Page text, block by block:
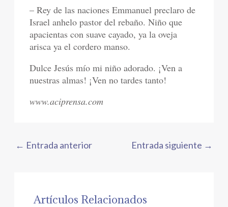
– Rey de las naciones Emmanuel preclaro de
Israel anhelo pastor del rebaño. Niño que
apacientas con suave cayado, ya la oveja
arisca ya el cordero manso.
Dulce Jesús mío mi niño adorado. ¡Ven a
nuestras almas! ¡Ven no tardes tanto!
www.aciprensa.com
← Entrada anterior Entrada siguiente →
Artículos Relacionados